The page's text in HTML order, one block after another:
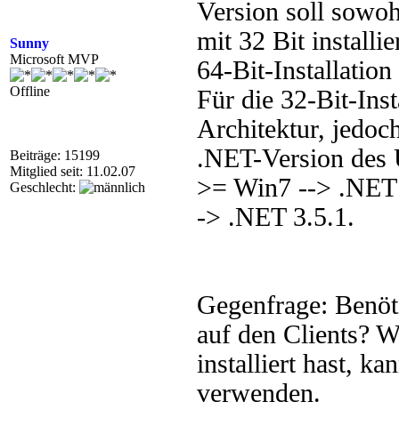
Sunny
Microsoft MVP
Offline
Beiträge: 15199
Mitglied seit: 11.02.07
Geschlecht:
Version soll
mit 32 Bit
64-Bit-Installation
Für die 32-Bit-
Architektur,
.NET-Version
>= Win7 -->
-> .NET 3.5.1.
Gegenfrage:
auf den Clients?
installiert hast,
verwenden.